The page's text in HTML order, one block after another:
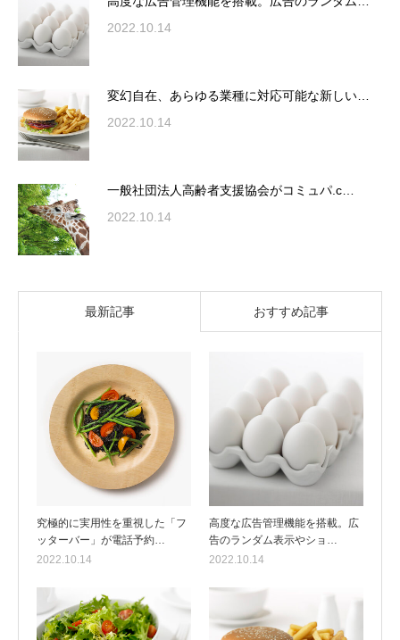
2022.10.14
変幻自在、あらゆる業種に対応可能な新しい…
2022.10.14
一般社団法人高齢者支援協会がコミュパ.c…
2022.10.14
最新記事 おすすめ記事
究極的に実用性を重視した「フ
ッターバー」が電話予約…
2022.10.14
高度な広告管理機能を搭載。広
告のランダム表示やショ…
2022.10.14